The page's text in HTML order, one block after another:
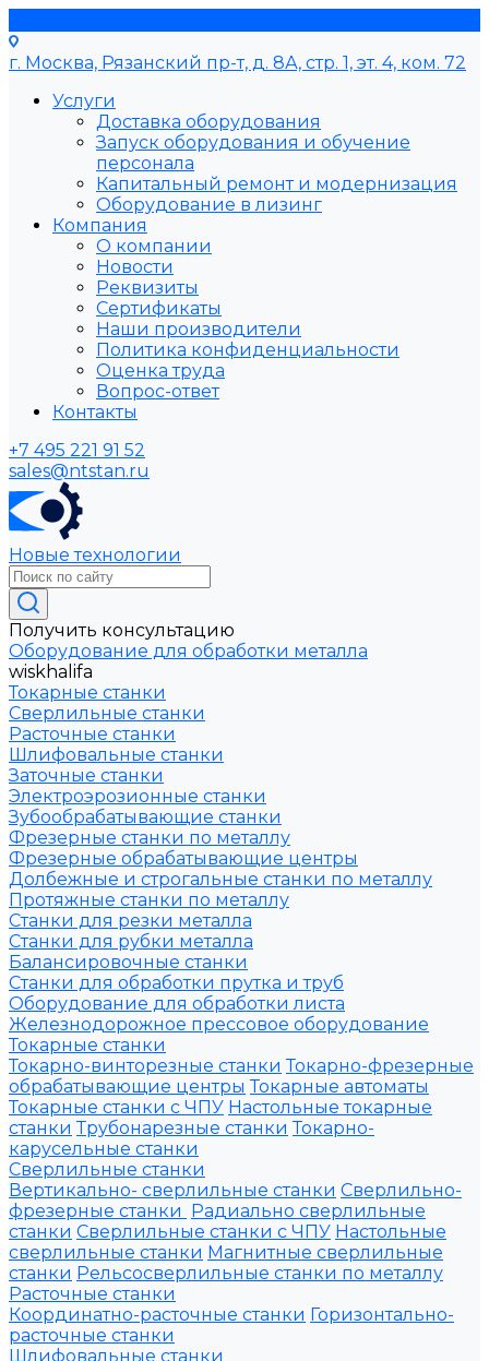
г. Москва, Рязанский пр-т, д. 8А, стр. 1, эт. 4, ком. 72
Услуги
Доставка оборудования
Запуск оборудования и обучение
персонала
Капитальный ремонт и модернизация
Оборудование в лизинг
Компания
О компании
Новости
Реквизиты
Сертификаты
Наши производители
Политика конфиденциальности
Оценка труда
Вопрос-ответ
Контакты
+7 495 221 91 52
sales@ntstan.ru
Новые технологии
Получить консультацию
Оборудование для обработки металла
wiskhalifa
Токарные станки
Сверлильные станки
Расточные станки
Шлифовальные станки
Заточные станки
Электроэрозионные станки
Зубообрабатывающие станки
Фрезерные станки по металлу
Фрезерные обрабатывающие центры
Долбежные и строгальные станки по металлу
Протяжные станки по металлу
Станки для резки металла
Станки для рубки металла
Балансировочные станки
Станки для обработки прутка и труб
Оборудование для обработки листа
Железнодорожное прессовое оборудование
Токарные станки
Токарно-винторезные станки Токарно-фрезерные
обрабатывающие центры Токарные автоматы
Токарные станки с ЧПУ Настольные токарные
станки Трубонарезные станки Токарно-
карусельные станки
Сверлильные станки
Вертикально- сверлильные станки Сверлильно-
фрезерные станки Радиально сверлильные
станки Сверлильные станки с ЧПУ Настольные
сверлильные станки Магнитные сверлильные
станки Рельсосверлильные станки по металлу
Расточные станки
Координатно-расточные станки Горизонтально-
расточные станки
Шлифовальные станки